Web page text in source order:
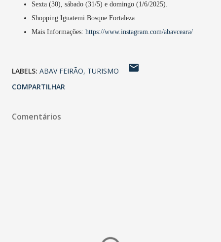
Sexta (30), sábado (31/5) e domingo (1/6/2025).
Shopping Iguatemi Bosque Fortaleza.
Mais Informações: https://www.instagram.com/abavceara/
LABELS: ABAV FEIRÃO TURISMO
COMPARTILHAR
Comentários